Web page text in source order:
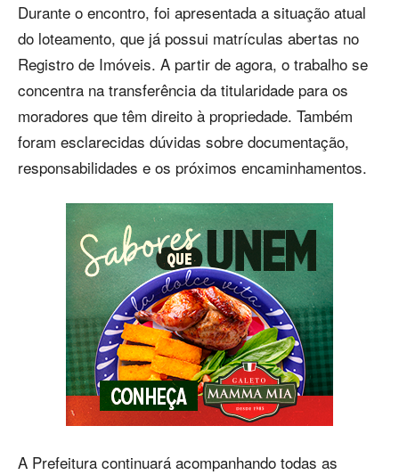
Durante o encontro, foi apresentada a situação atual
do loteamento, que já possui matrículas abertas no
Registro de Imóveis. A partir de agora, o trabalho se
concentra na transferência da titularidade para os
moradores que têm direito à propriedade. Também
foram esclarecidas dúvidas sobre documentação,
responsabilidades e os próximos encaminhamentos.
A Prefeitura continuará acompanhando todas as